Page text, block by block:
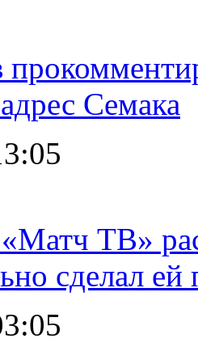
Семака
ТВ»
сделал ей